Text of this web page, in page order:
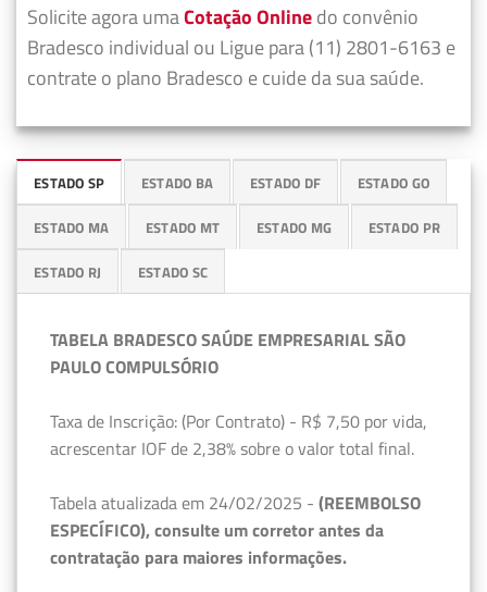
Solicite agora umaCotação Onlinedo convênio
Bradesco individual ou Ligue para (11) 2801-6163 e
contrate o plano Bradesco e cuide da sua saúde.
ESTADO SP ESTADO BA ESTADO DF ESTADO GO
ESTADO MA ESTADO MT ESTADO MG ESTADO PR
ESTADO RJ ESTADO SC
TABELA BRADESCO SAÚDE EMPRESARIAL SÃO
PAULO COMPULSÓRIO
Taxa de Inscrição: (Por Contrato) - R$ 7,50 por vida,
acrescentar IOF de 2,38% sobre o valor total final.
Tabela atualizada em 24/02/2025 - (REEMBOLSO
ESPECÍFICO), consulte um corretor antes da
contratação para maiores informações.